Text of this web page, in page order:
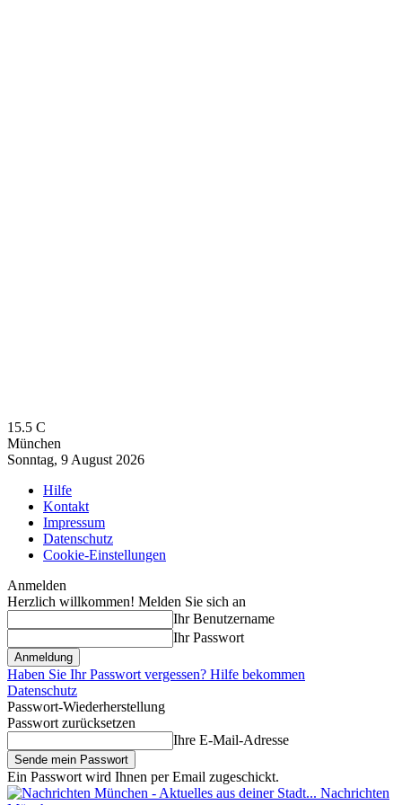
15.5 C
München
Sonntag, 9 August 2026
Hilfe
Kontakt
Impressum
Datenschutz
Cookie-Einstellungen
Anmelden
Herzlich willkommen! Melden Sie sich an
Ihr Benutzername
Ihr Passwort
Haben Sie Ihr Passwort vergessen? Hilfe bekommen
Datenschutz
Passwort-Wiederherstellung
Passwort zurücksetzen
Ihre E-Mail-Adresse
Ein Passwort wird Ihnen per Email zugeschickt.
Nachrichten